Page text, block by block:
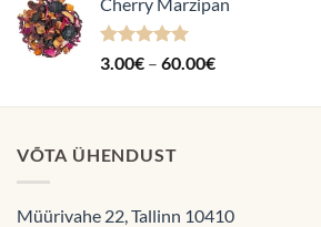
60.00€
Hinnanguga
3.00€ – 60.00€Hinnavahemik:
kuni
VÕTA ÜHENDUST
Müürivahe 22, Tallinn 10410